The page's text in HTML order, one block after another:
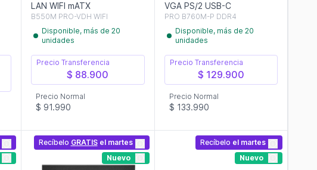
LAN WIFI mATX
B550M PRO-VDH WIFI
Disponible, más de 20
unidades
Precio Transferencia
$ 88.900
Precio Normal
$ 91.990
VGA PS/2 USB-C
PRO B760M-P DDR4
Disponible, más de 20
unidades
Precio Transferencia
$ 129.900
Precio Normal
$ 133.990
Recíbelo GRATISel martes
Nuevo
Recíbelo el martes
Nuevo